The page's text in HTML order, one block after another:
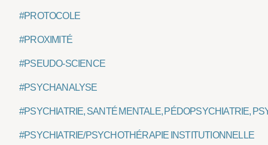
#PROTOCOLE
#PROXIMITÉ
#PSEUDO-SCIENCE
#PSYCHANALYSE
#PSYCHIATRIE, SANTÉ MENTALE, PÉDOPSYCHIATRIE,
#PSYCHIATRIE/PSYCHOTHÉRAPIE INSTITUTIONNELLE